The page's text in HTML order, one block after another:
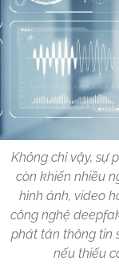
Không chỉ vậy, sự
còn khiến nhiều
hình ảnh, video
công nghệ
phát tán thông tin
nếu thiếu